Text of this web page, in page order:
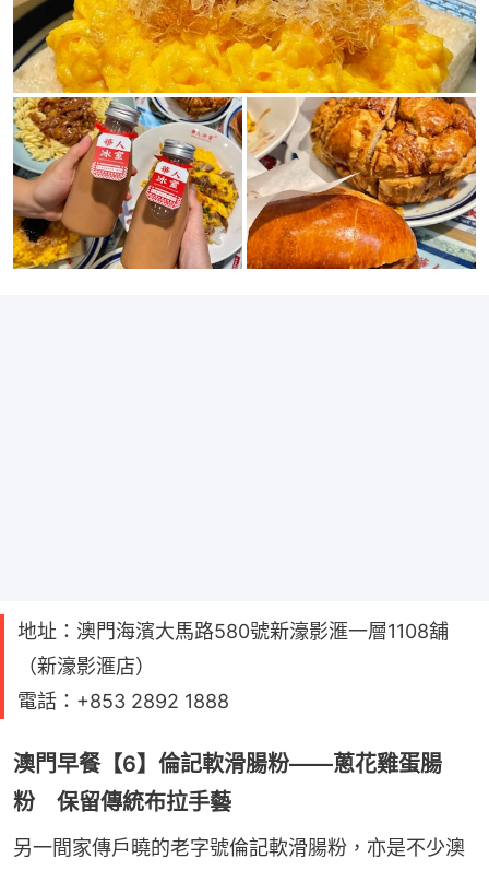
地址：澳門海濱大馬路580號新濠影滙一層1108舖
（新濠影滙店）
電話：+853 2892 1888
澳門早餐【6】倫記軟滑腸粉——蔥花雞蛋腸
粉 保留傳統布拉手藝
另一間家傳戶曉的老字號倫記軟滑腸粉，亦是不少澳